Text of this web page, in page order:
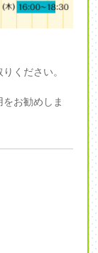
ください。
をお勧めしま